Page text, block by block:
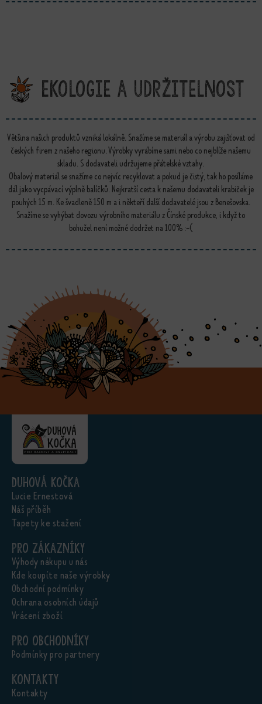
Ekologie a udržitelnost
Většina našich produktů vzniká lokálně. Snažíme se materiál a výrobu zajišťovat od
českých firem z našeho regionu. Výrobky vyrábíme sami nebo co nejblíže našemu
skladu. S dodavateli udržujeme přátelské vztahy.
Obalový materiál se snažíme co nejvíc recyklovat a pokud je čistý, tak ho posíláme
dál jako vycpávací výplně balíčků. Nejkratší cesta k našemu dodavateli krabiček je
pouhých 15 m. Ke švadleně 150 m a i někteří další dodavatelé jsou z Benešovska.
Snažíme se vyhýbat dovozu výrobního materiálu z Čínské produkce, i když to
bohužel není možné dodržet na 100% :-(
Duhová kočka
Lucie Ernestová
Náš příběh
Tapety ke stažení
Pro zákazníky
Výhody nákupu u nás
Kde koupíte naše výrobky
Obchodní podmínky
Ochrana osobních údajů
Vrácení zboží
Pro obchodníky
Podmínky pro partnery
Kontakty
Kontakty